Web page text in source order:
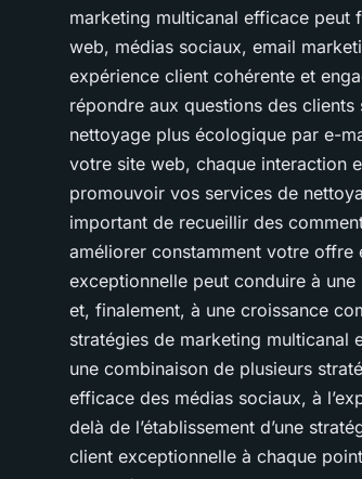
marketing multicanal efficace peut
web, médias sociaux, email
expérience client cohérente et
répondre aux questions des
nettoyage plus écologique par e-
votre site web, chaque interaction
promouvoir vos services de
important de recueillir des
améliorer constamment votre
exceptionnelle peut conduire à
et, finalement, à une croissance
stratégies de marketing multicanal
une combinaison de plusieurs
efficace des médias sociaux, à
delà de l’établissement d’une
client exceptionnelle à chaque